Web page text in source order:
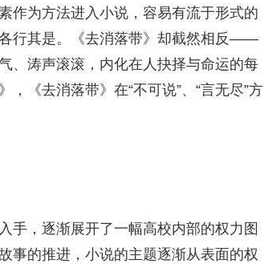
作为方法进入小说，容易有流于形式的
行其是。《去消落带》却截然相反——
、涛声滚滚，内化在人抉择与命运的每
《去消落带》在“不可说”、“言无尽”方
手，逐渐展开了一幅高校内部的权力图
事的推进，小说的主题逐渐从表面的权